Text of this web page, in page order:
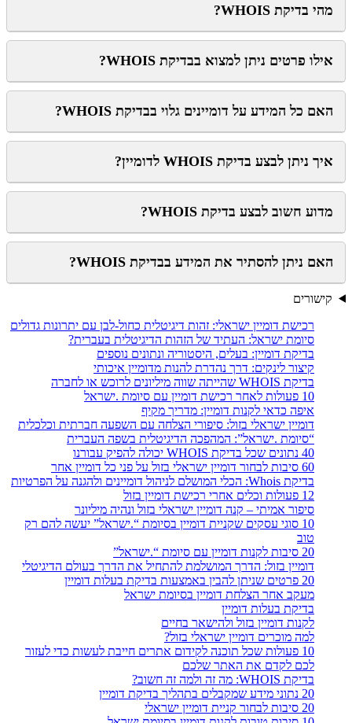
מהי בדיקת WHOIS?
אילו פרטים ניתן למצוא בבדיקת WHOIS?
האם כל המידע על דומיינים גלוי בבדיקת WHOIS?
איך ניתן לבצע בדיקת WHOIS לדומיין?
מדוע חשוב לבצע בדיקת WHOIS?
האם ניתן להסתיר את המידע בבדיקת WHOIS?
קישורים
רכישת דומיין ישראלי: זהות דיגיטלית כחול-לבן עם יתרונות גדולים
סיומת ישראל: העתיד של הזהות הדיגיטלית בעברית?
בדיקת דומיין: בעלים, היסטוריה ונתונים נוספים
קיצור לינקים: דרך נהדרת להנות מדומיין איכותי
בדיקת WHOIS שהייתה שווה מיליונים לרוכש או לחברה
10 פעולות לאחר רכישת דומיין עם סיומת .ישראל
איפה כדאי לקנות דומיין: מדריך מקיף
דומיין ישראלי בזול: סיפורי הצלחה עם השפעה חברתית וכלכלית
“סיומת .ישראל”: המהפכה הדיגיטלית בשפה העברית
40 נתונים שכל בדיקת WHOIS יכולה להפיק עבורנו
60 סיבות לבחור דומיין ישראלי בזול על פני כל דומיין אחר
בדיקת Whois: הכלי המושלם לניהול דומיינים ולהגנה על הפרטיות
12 פעולות וכלים אחרי רכישת דומיין בזול
סיפור אמיתי – קנה דומיין ישראלי בזול ונהיה מיליונר
10 סוגי עסקים שקניית דומיין בסיומת “.ישראל” יעשה להם רק
טוב
20 סיבות לקנות דומיין עם סיומת “.ישראל”
דומיין בזול: הדרך המושלמת להתחיל את הדרך בעולם הדיגיטלי
20 פרטים שניתן להבין באמצעות בדיקת בעלות דומיין
מעקב אחר הצלחת דומיין בסיומת ישראל
בדיקת בעלות דומיין
לקנות דומיין בזול ולהישאר בחיים
למה מוכרים דומיין ישראלי בזול?
10 פעולות שכל תוכנה לקידום אתרים חייבת לעשות כדי לעזור
לכם לקדם את האתר שלכם
בדיקת WHOIS: מה זה ולמה זה חשוב?
20 נתוני מידע שמקבלים בתהליך בדיקת דומיין
20 סיבות לבחור קניית דומיין ישראלי